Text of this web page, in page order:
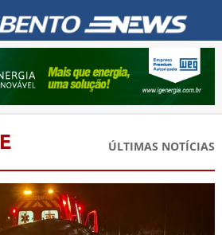
ÚLTIMAS NOTÍCIAS